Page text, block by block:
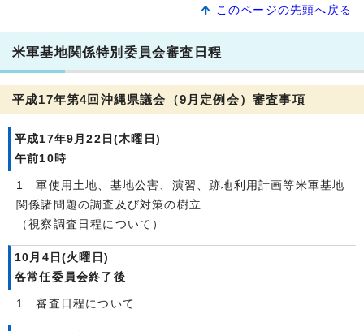
このページの先頭へ戻る
米軍基地関係特別委員会審査日程
平成17年第4回沖縄県議会（9月定例会）審査事項
平成17年9月22日(木曜日)
午前10時
1 軍使用土地、基地公害、演習、跡地利用計画等米軍基地
関係諸問題の調査及び対策の樹立
（視察調査日程について）
10月4日(火曜日)
各常任委員会終了後
1 審査日程について